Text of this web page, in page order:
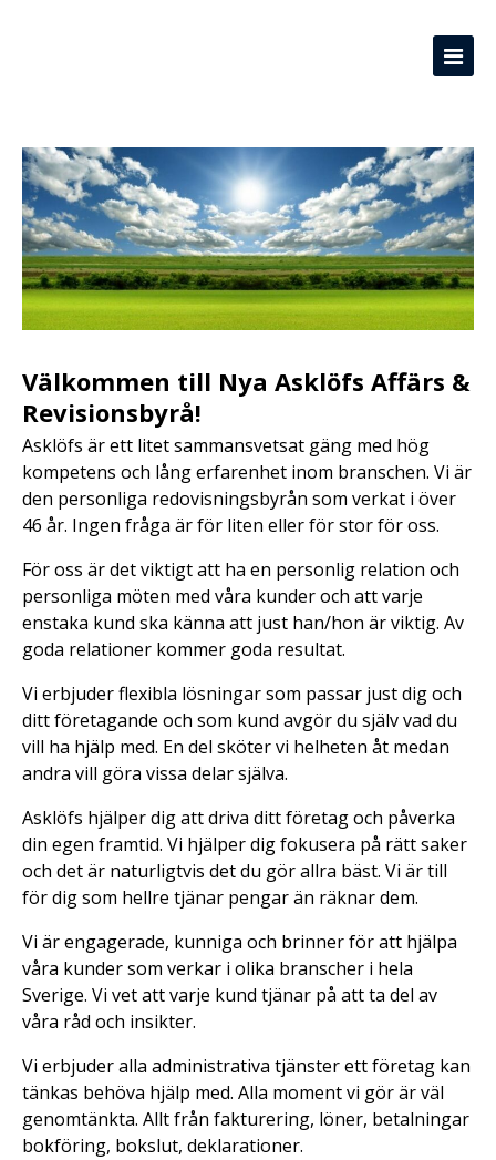
Välkommen till Nya Asklöfs Affärs &
Revisionsbyrå!
Asklöfs är ett litet sammansvetsat gäng med hög
kompetens och lång erfarenhet inom branschen. Vi är
den personliga redovisningsbyrån som verkat i över
46 år. Ingen fråga är för liten eller för stor för oss.
För oss är det viktigt att ha en personlig relation och
personliga möten med våra kunder och att varje
enstaka kund ska känna att just han/hon är viktig. Av
goda relationer kommer goda resultat.
Vi erbjuder flexibla lösningar som passar just dig och
ditt företagande och som kund avgör du själv vad du
vill ha hjälp med. En del sköter vi helheten åt medan
andra vill göra vissa delar själva.
Asklöfs hjälper dig att driva ditt företag och påverka
din egen framtid. Vi hjälper dig fokusera på rätt saker
och det är naturligtvis det du gör allra bäst. Vi är till
för dig som hellre tjänar pengar än räknar dem.
Vi är engagerade, kunniga och brinner för att hjälpa
våra kunder som verkar i olika branscher i hela
Sverige. Vi vet att varje kund tjänar på att ta del av
våra råd och insikter.
Vi erbjuder alla administrativa tjänster ett företag kan
tänkas behöva hjälp med. Alla moment vi gör är väl
genomtänkta. Allt från fakturering, löner, betalningar
bokföring, bokslut, deklarationer.